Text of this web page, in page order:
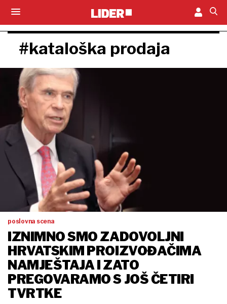
#kataloška prodaja
poslovna scena
IZNIMNO SMO ZADOVOLJNI
HRVATSKIM PROIZVOĐAČIMA
NAMJEŠTAJA I ZATO
PREGOVARAMO S JOŠ ČETIRI
TVRTKE